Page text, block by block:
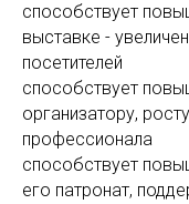
способствует
выставке -
посетителей
способствует
организатору,
профессионала
способствует
его патронат,